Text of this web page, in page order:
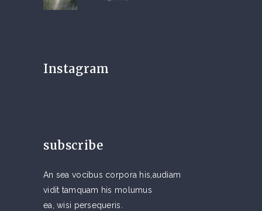
Instagram
subscribe
An sea vocibus corpora his,audiam
vidit tamquam his molumus
ea, wisi persequeris.